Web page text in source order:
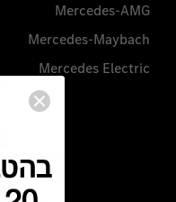
Mercedes-AMG
Mercedes-Maybach
Mercedes Electric